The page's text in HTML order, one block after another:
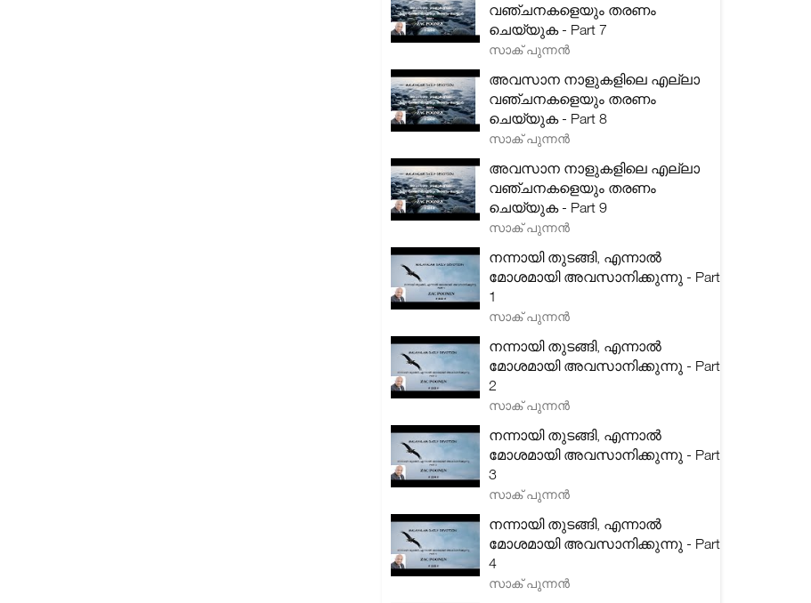
വഞ്ചനകളെയും തരണം
ചെയ്യുക - Part 7
സാക് പുന്നൻ
അവസാന നാളുകളിലെ എല്ലാ
വഞ്ചനകളെയും തരണം
ചെയ്യുക - Part 8
സാക് പുന്നൻ
അവസാന നാളുകളിലെ എല്ലാ
വഞ്ചനകളെയും തരണം
ചെയ്യുക - Part 9
സാക് പുന്നൻ
നന്നായി തുടങ്ങി, എന്നാൽ
മോശമായി അവസാനിക്കുന്നു - Part
1
സാക് പുന്നൻ
നന്നായി തുടങ്ങി, എന്നാൽ
മോശമായി അവസാനിക്കുന്നു - Part
2
സാക് പുന്നൻ
നന്നായി തുടങ്ങി, എന്നാൽ
മോശമായി അവസാനിക്കുന്നു - Part
3
സാക് പുന്നൻ
നന്നായി തുടങ്ങി, എന്നാൽ
മോശമായി അവസാനിക്കുന്നു - Part
4
സാക് പുന്നൻ